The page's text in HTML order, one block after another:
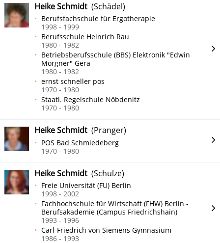
Heike Schmidt (Schädel)
Berufsfachschule für Ergotherapie
1998 - 1999
Berufsschule Heinrich Rau
1980 - 1982
Betriebsberufsschule (BBS) Elektronik "Edwin
Morgner" Gera
1980 - 1982
ernst schneller pos
1970 - 1980
Staatl. Regelschule Nöbdenitz
1970 - 1980
Heike Schmidt (Pranger)
POS Bad Schmiedeberg
1970 - 1980
Heike Schmidt (Schulze)
Freie Universität (FU) Berlin
1998 - 2002
Fachhochschule für Wirtschaft (FHW) Berlin -
Berufsakademie (Campus Friedrichshain)
1993 - 1996
Carl-Friedrich von Siemens Gymnasium
1986 - 1993